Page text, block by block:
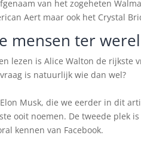
van het zogeheten
Aert maar ook het Crystal
mensen ter
lezen is Alice Walton de
is natuurlijk wie dan wel?
Musk, die we eerder in dit
ooit noemen. De tweede plek
kennen van Facebook.